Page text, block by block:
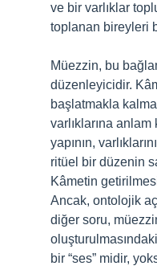
ve bir varlıklar
toplanan bireyleri
Müezzin, bu
düzenleyicidir.
başlatmakla
varlıklarına
yapının,
ritüel bir düzenin
Kâmetin
Ancak, ontolojik
diğer soru,
bir “ses” midir,